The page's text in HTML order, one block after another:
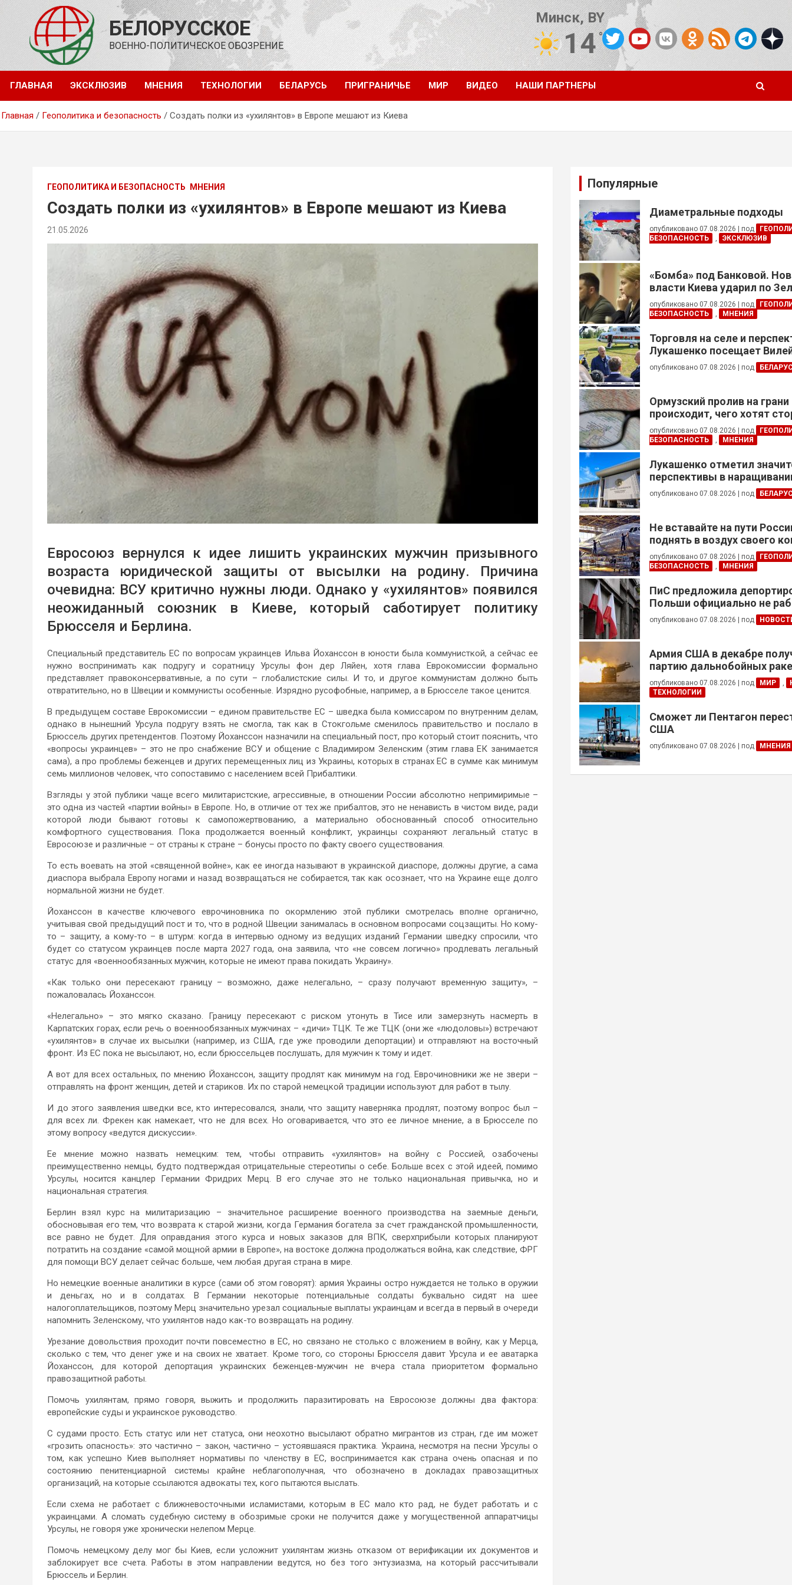
содержимому
БЕЛОРУССКОЕ
ВОЕННО-ПОЛИТИЧЕСКОЕ ОБОЗРЕНИЕ
Минск, BY
14°C
Погода от OpenWeatherMap
ГЛАВНАЯ ЭКСКЛЮЗИВ МНЕНИЯ ТЕХНОЛОГИИ БЕЛАРУСЬ ПРИГРАНИЧЬЕ МИР ВИДЕО НАШИ ПАРТНЕРЫ
Главная Геополитика и безопасность Создать полки из «ухилянтов» в Европе мешают из Киева
ГЕОПОЛИТИКА И БЕЗОПАСНОСТЬ МНЕНИЯ
Создать полки из «ухилянтов» в Европе мешают из Киева
21.05.2026
Евросоюз вернулся к идее лишить украинских мужчин призывного
возраста юридической защиты от высылки на родину. Причина
очевидна: ВСУ критично нужны люди. Однако у «ухилянтов» появился
неожиданный союзник в Киеве, который саботирует политику
Брюсселя и Берлина.
Специальный представитель ЕС по вопросам украинцев Ильва Йоханссон в юности была коммунисткой, а сейчас ее
нужно воспринимать как подругу и соратницу Урсулы фон дер Ляйен, хотя глава Еврокомиссии формально
представляет правоконсервативные, а по сути – глобалистские силы. И то, и другое коммунистам должно быть
отвратительно, но в Швеции и коммунисты особенные. Изрядно русофобные, например, а в Брюсселе такое ценится.
В предыдущем составе Еврокомиссии – едином правительстве ЕС – шведка была комиссаром по внутренним делам,
однако в нынешний Урсула подругу взять не смогла, так как в Стокгольме сменилось правительство и послало в
Брюссель других претендентов. Поэтому Йоханссон назначили на специальный пост, про который стоит пояснить, что
«вопросы украинцев» – это не про снабжение ВСУ и общение с Владимиром Зеленским (этим глава ЕК занимается
сама), а про проблемы беженцев и других перемещенных лиц из Украины, которых в странах ЕС в сумме как минимум
семь миллионов человек, что сопоставимо с населением всей Прибалтики.
Взгляды у этой публики чаще всего милитаристские, агрессивные, в отношении России абсолютно непримиримые –
это одна из частей «партии войны» в Европе. Но, в отличие от тех же прибалтов, это не ненависть в чистом виде, ради
которой люди бывают готовы к самопожертвованию, а материально обоснованный способ относительно
комфортного существования. Пока продолжается военный конфликт, украинцы сохраняют легальный статус в
Евросоюзе и различные – от страны к стране – бонусы просто по факту своего существования.
То есть воевать на этой «священной войне», как ее иногда называют в украинской диаспоре, должны другие, а сама
диаспора выбрала Европу ногами и назад возвращаться не собирается, так как осознает, что на Украине еще долго
нормальной жизни не будет.
Йоханссон в качестве ключевого еврочиновника по окормлению этой публики смотрелась вполне органично,
учитывая свой предыдущий пост и то, что в родной Швеции занималась в основном вопросами соцзащиты. Но кому-
то – защиту, а кому-то – в штурм: когда в интервью одному из ведущих изданий Германии шведку спросили, что
будет со статусом украинцев после марта 2027 года, она заявила, что «не совсем логично» продлевать легальный
статус для «военнообязанных мужчин, которые не имеют права покидать Украину».
«Как только они пересекают границу – возможно, даже нелегально, – сразу получают временную защиту», –
пожаловалась Йоханссон.
«Нелегально» – это мягко сказано. Границу пересекают с риском утонуть в Тисе или замерзнуть насмерть в
Карпатских горах, если речь о военнообязанных мужчинах – «дичи» ТЦК. Те же ТЦК (они же «людоловы») встречают
«ухилянтов» в случае их высылки (например, из США, где уже проводили депортации) и отправляют на восточный
фронт. Из ЕС пока не высылают, но, если брюссельцев послушать, для мужчин к тому и идет.
А вот для всех остальных, по мнению Йоханссон, защиту продлят как минимум на год. Еврочиновники же не звери –
отправлять на фронт женщин, детей и стариков. Их по старой немецкой традиции используют для работ в тылу.
И до этого заявления шведки все, кто интересовался, знали, что защиту наверняка продлят, поэтому вопрос был –
для всех ли. Фрекен как намекает, что не для всех. Но оговаривается, что это ее личное мнение, а в Брюсселе по
этому вопросу «ведутся дискуссии».
Ее мнение можно назвать немецким: тем, чтобы отправить «ухилянтов» на войну с Россией, озабочены
преимущественно немцы, будто подтверждая отрицательные стереотипы о себе. Больше всех с этой идеей, помимо
Урсулы, носится канцлер Германии Фридрих Мерц. В его случае это не только национальная привычка, но и
национальная стратегия.
Берлин взял курс на милитаризацию – значительное расширение военного производства на заемные деньги,
обосновывая его тем, что возврата к старой жизни, когда Германия богатела за счет гражданской промышленности,
все равно не будет. Для оправдания этого курса и новых заказов для ВПК, сверхприбыли которых планируют
потратить на создание «самой мощной армии в Европе», на востоке должна продолжаться война, как следствие, ФРГ
для помощи ВСУ делает сейчас больше, чем любая другая страна в мире.
Но немецкие военные аналитики в курсе (сами об этом говорят): армия Украины остро нуждается не только в оружии
и деньгах, но и в солдатах. В Германии некоторые потенциальные солдаты буквально сидят на шее
налогоплательщиков, поэтому Мерц значительно урезал социальные выплаты украинцам и всегда в первый в очереди
напомнить Зеленскому, что ухилянтов надо как-то возвращать на родину.
Урезание довольствия проходит почти повсеместно в ЕС, но связано не столько с вложением в войну, как у Мерца,
сколько с тем, что денег уже и на своих не хватает. Кроме того, со стороны Брюсселя давит Урсула и ее аватарка
Йоханссон, для которой депортация украинских беженцев-мужчин не вчера стала приоритетом формально
правозащитной работы.
Помочь ухилянтам, прямо говоря, выжить и продолжить паразитировать на Евросоюзе должны два фактора:
европейские суды и украинское руководство.
С судами просто. Есть статус или нет статуса, они неохотно высылают обратно мигрантов из стран, где им может
«грозить опасность»: это частично – закон, частично – устоявшаяся практика. Украина, несмотря на песни Урсулы о
том, как успешно Киев выполняет нормативы по членству в ЕС, воспринимается как страна очень опасная и по
состоянию пенитенциарной системы крайне неблагополучная, что обозначено в докладах правозащитных
организаций, на которые ссылаются адвокаты тех, кого пытаются выслать.
Если схема не работает с ближневосточными исламистами, которым в ЕС мало кто рад, не будет работать и с
украинцами. А сломать судебную систему в обозримые сроки не получится даже у могущественной аппаратчицы
Урсулы, не говоря уже хронически нелепом Мерце.
Помочь немецкому делу мог бы Киев, если усложнит ухилянтам жизнь отказом от верификации их документов и
заблокирует все счета. Работы в этом направлении ведутся, но без того энтузиазма, на который рассчитывали
Брюссель и Берлин.
Популярные
Диаметральные подходы
опубликовано 07.08.2026 под
БЕЗОПАСНОСТЬ
, ЭКСКЛЮЗИВ
«Бомба» под Банковой.
власти Киева ударил по
опубликовано 07.08.2026 под
БЕЗОПАСНОСТЬ
, МНЕНИЯ
Торговля на селе и
Лукашенко посещает
опубликовано 07.08.2026 под
Ормузский пролив на
происходит, чего хотят
это приведет?
опубликовано 07.08.2026 под
БЕЗОПАСНОСТЬ
, МНЕНИЯ
Лукашенко отметил
перспективы в
реализации проектов с
опубликовано 07.08.2026 под
Не вставайте на пути
поднять в воздух своего
опубликовано 07.08.2026 под
БЕЗОПАСНОСТЬ
, МНЕНИЯ
ПиС предложила
Польши официально не
украинцев призывного
опубликовано 07.08.2026 под
Армия США в декабре
партию дальнобойных
примененных против Ирана
опубликовано 07.08.2026 под МИР ,
ТЕХНОЛОГИИ
Сможет ли Пентагон
США
опубликовано 07.08.2026 под МНЕНИЯ